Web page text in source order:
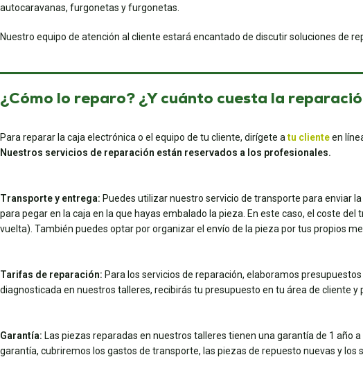
autocaravanas, furgonetas y furgonetas.
Nuestro equipo de atención al cliente estará encantado de discutir soluciones de
¿Cómo lo reparo? ¿Y cuánto cuesta la
Para reparar la caja electrónica o el equipo de tu cliente, dirígete atu clienteen
Nuestros servicios de reparación están reservados a los profesionales.
Transporte y entrega: Puedes utilizar nuestro servicio de transporte para enviar
para pegar en la caja en la que hayas embalado la pieza. En este caso, el coste
vuelta). También puedes optar por organizar el envío de la pieza por tus propios
Tarifas de reparación: Para los servicios de reparación, elaboramos
diagnosticada en nuestros talleres, recibirás tu presupuesto en tu área de cliente
Garantía: Las piezas reparadas en nuestros talleres tienen una garantía de 1 año
garantía, cubriremos los gastos de transporte, las piezas de repuesto nuevas y